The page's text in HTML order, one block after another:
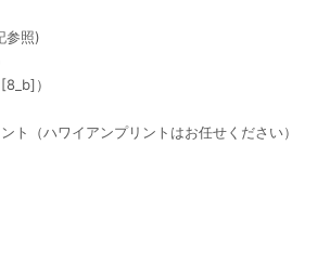
参照)
）
ト（ハワイアンプリントはお任せください）